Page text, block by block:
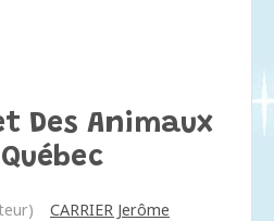
Des Animaux
CARRIER Jerôme